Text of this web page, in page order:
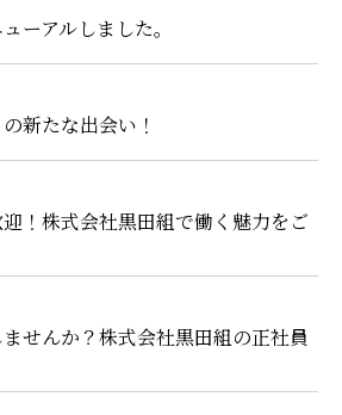
ーアルしました。
新たな出会い！
迎！株式会社黒田組で働く魅力をご
せんか？株式会社黒田組の正社員